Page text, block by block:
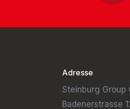
Adresse
Steinburg Group
Badenerstrasse